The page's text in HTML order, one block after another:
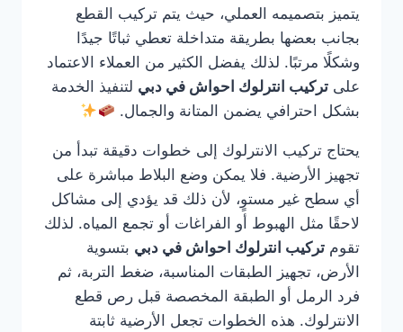
يتميز بتصميمه العملي، حيث يتم تركيب القطع
بجانب بعضها بطريقة متداخلة تعطي ثباتًا جيدًا
وشكلًا مرتبًا. لذلك يفضل الكثير من العملاء الاعتماد
على تركيب انترلوك احواش في دبي لتنفيذ الخدمة
بشكل احترافي يضمن المتانة والجمال.
يحتاج تركيب الانترلوك إلى خطوات دقيقة تبدأ من
تجهيز الأرضية. فلا يمكن وضع البلاط مباشرة على
أي سطح غير مستوٍ، لأن ذلك قد يؤدي إلى مشاكل
لاحقًا مثل الهبوط أو الفراغات أو تجمع المياه. لذلك
تقوم تركيب انترلوك احواش في دبي بتسوية
الأرض، تجهيز الطبقات المناسبة، ضغط التربة، ثم
فرد الرمل أو الطبقة المخصصة قبل رص قطع
الانترلوك. هذه الخطوات تجعل الأرضية ثابتة